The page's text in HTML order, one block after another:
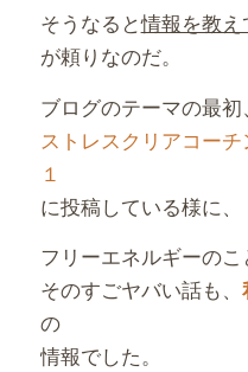
そうなると情報を教え
が頼りなのだ。
ブログのテーマの最初、
ストレスクリアコー
１
に投稿している様に、
フリーエネルギーのこ
そのすごヤバい話も、
の
情報でした。